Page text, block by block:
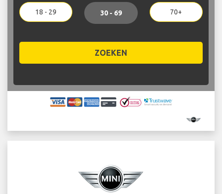
18 - 29 30 - 69 70+
ZOEKEN